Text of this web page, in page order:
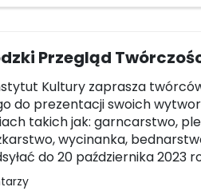
Przegląd
Kultury zaprasza
do prezentacji swoich
takich jak: garncarstwo,
wycinanka,
do 20 października 2023